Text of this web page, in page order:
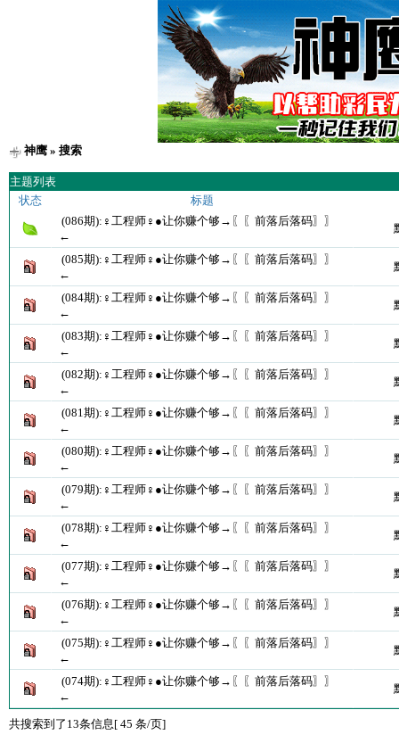
神鹰» 搜索
主题列表
状态
标题
(086期):♀工程师♀●让你赚个够→〖〖前落后落码〗〗
←
(085期):♀工程师♀●让你赚个够→〖〖前落后落码〗〗
←
(084期):♀工程师♀●让你赚个够→〖〖前落后落码〗〗
←
(083期):♀工程师♀●让你赚个够→〖〖前落后落码〗〗
←
(082期):♀工程师♀●让你赚个够→〖〖前落后落码〗〗
←
(081期):♀工程师♀●让你赚个够→〖〖前落后落码〗〗
←
(080期):♀工程师♀●让你赚个够→〖〖前落后落码〗〗
←
(079期):♀工程师♀●让你赚个够→〖〖前落后落码〗〗
←
(078期):♀工程师♀●让你赚个够→〖〖前落后落码〗〗
←
(077期):♀工程师♀●让你赚个够→〖〖前落后落码〗〗
←
(076期):♀工程师♀●让你赚个够→〖〖前落后落码〗〗
←
(075期):♀工程师♀●让你赚个够→〖〖前落后落码〗〗
←
(074期):♀工程师♀●让你赚个够→〖〖前落后落码〗〗
←
共搜索到了13条信息[ 45 条/页]